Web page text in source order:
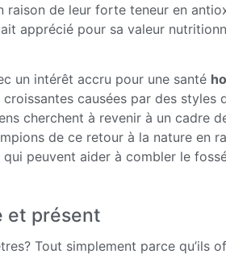
de leur forte teneur en
apprécié pour sa valeur
un intérêt accru pour une santé
causées par des styles
cherchent à revenir à un cadre
de ce retour à la nature en
peuvent aider à combler le
et présent
Tout simplement parce qu’ils